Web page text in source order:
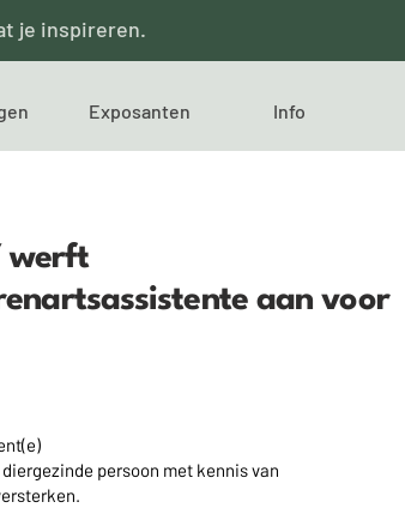
je inspireren.
Exposanten Info
werft
aan voor
persoon met kennis van